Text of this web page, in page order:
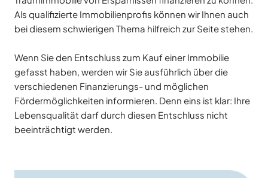
Es geht immer nur um’s Geld…
Als qualifizierte Immobilienprofis können wir Ihnen auch
bei diesem schwierigen Thema hilfreich zur Seite stehen.
Wenn Sie den Entschluss zum Kauf einer Immobilie
gefasst haben, werden wir Sie ausführlich über die
verschiedenen Finanzierungs- und möglichen
Fördermöglichkeiten informieren. Denn eins ist klar: Ihre
Lebensqualität darf durch diesen Entschluss nicht
beeinträchtigt werden.